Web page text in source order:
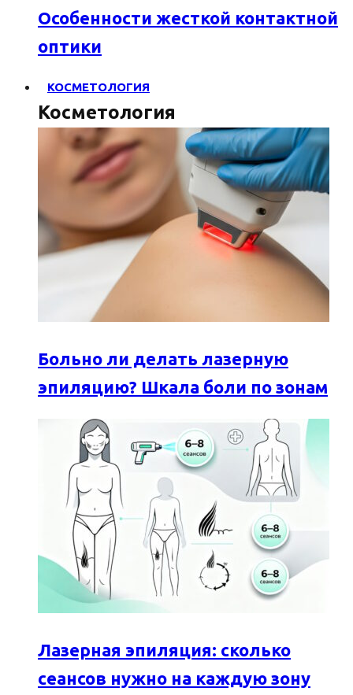
Особенности жесткой контактной
оптики
КОСМЕТОЛОГИЯ
Косметология
Больно ли делать лазерную
эпиляцию? Шкала боли по зонам
Лазерная эпиляция: сколько
сеансов нужно на каждую зону